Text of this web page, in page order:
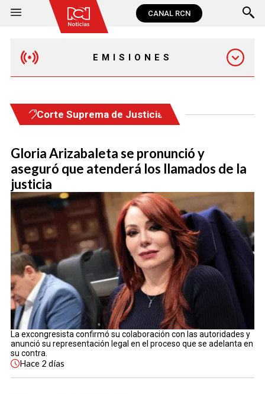
CANAL RCN
EMISIONES
EMISIÓN 7:00 PM
EMISIÓN 11:30 PM
Corte Suprema de Justicia
Gloria Arizabaleta se pronunció y
aseguró que atenderá los llamados de la
justicia
La excongresista confirmó su colaboración con las autoridades y
anunció su representación legal en el proceso que se adelanta en
su contra.
Hace 2 días